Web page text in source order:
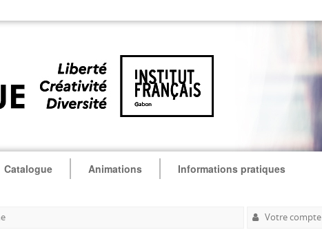
Catalogue Animations Informations pratiques
Votre compte